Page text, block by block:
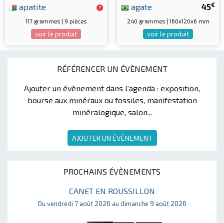
RÉFÉRENCER UN ÉVÈNEMENT
Ajouter un évènement dans l'agenda : exposition,
bourse aux minéraux ou fossiles, manifestation
minéralogique, salon...
AJOUTER UN ÉVÈNEMENT
PROCHAINS ÉVÈNEMENTS
CANET EN ROUSSILLON
Du vendredi 7 août 2026 au dimanche 9 août 2026
apatite
117 grammes | 9 pièces
voir le produit
45€
agate
240 grammes | 160x120x6 mm
voir le produit